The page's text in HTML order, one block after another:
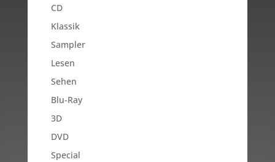
CD
Klassik
Sampler
Lesen
Sehen
Blu-Ray
3D
DVD
Special